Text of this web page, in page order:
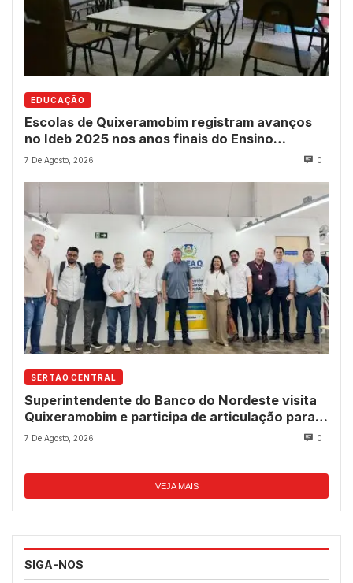
EDUCAÇÃO
Escolas de Quixeramobim registram avanços
no Ideb 2025 nos anos finais do Ensino
Fundamental
7 De Agosto, 2026 0
SERTÃO CENTRAL
Superintendente do Banco do Nordeste visita
Quixeramobim e participa de articulação para
avanço do futuro shopping
7 De Agosto, 2026 0
VEJA MAIS
SIGA-NOS